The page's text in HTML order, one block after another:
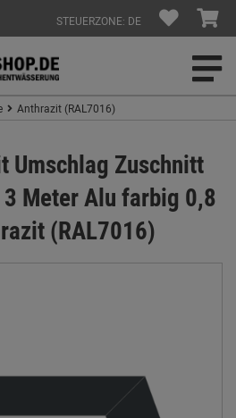
STEUERZONE: DE
Anthrazit (RAL7016)
Umschlag Zuschnitt
Meter Alu farbig 0,8
(RAL7016)